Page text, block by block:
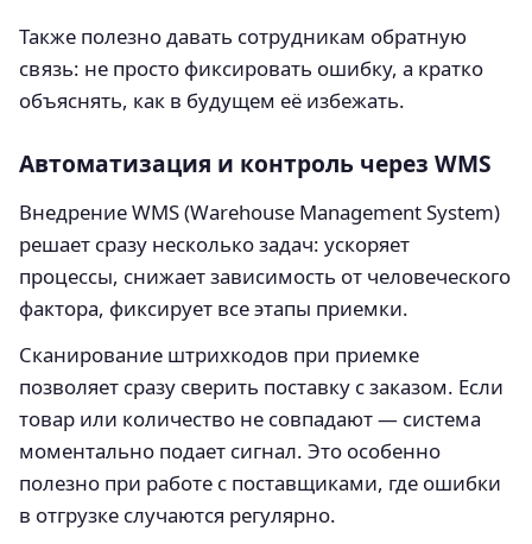
Также полезно давать сотрудникам обратную
связь: не просто фиксировать ошибку, а кратко
объяснять, как в будущем её избежать.
Автоматизация и контроль через WMS
Внедрение WMS (Warehouse Management System)
решает сразу несколько задач: ускоряет
процессы, снижает зависимость от человеческого
фактора, фиксирует все этапы приемки.
Сканирование штрихкодов при приемке
позволяет сразу сверить поставку с заказом. Если
товар или количество не совпадают — система
моментально подает сигнал. Это особенно
полезно при работе с поставщиками, где ошибки
в отгрузке случаются регулярно.